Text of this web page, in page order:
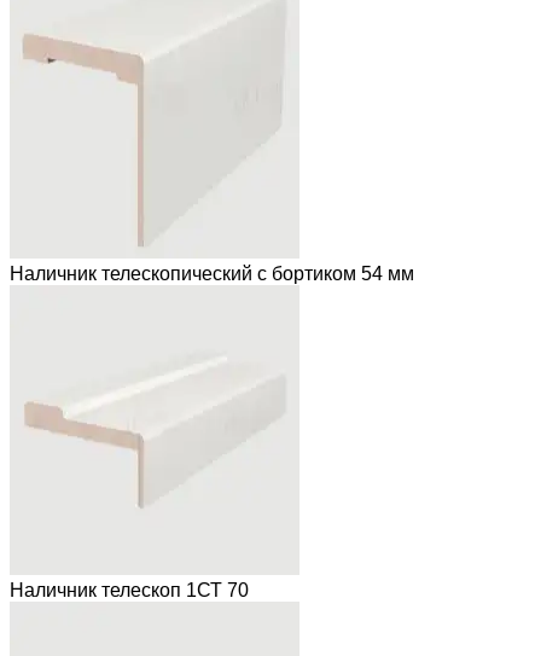
Наличник телескопический с бортиком 54 мм
Наличник телескоп 1СТ 70